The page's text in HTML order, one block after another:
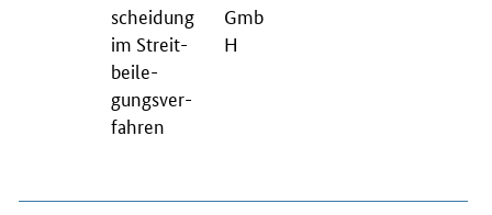
schei­dung
im Streit­
bei­le­
gungs­ver­
fah­ren
Gmb
H